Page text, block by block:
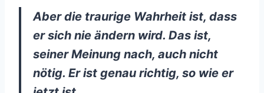
Aber die traurige Wahrheit ist, dass
er sich nie ändern wird. Das ist,
seiner Meinung nach, auch nicht
nötig. Er ist genau richtig, so wie er